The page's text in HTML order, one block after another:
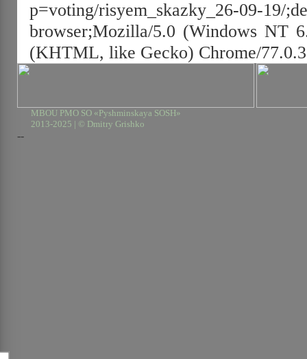
p=voting/risyem_skazky_26-09-19/
browser;Mozilla/5.0 (Windows NT
(KHTML, like Gecko) Chrome/
MBOU PMO SO «Pyshminskaya SOSH»
2013-2025 | © Dmitry Grishko
--